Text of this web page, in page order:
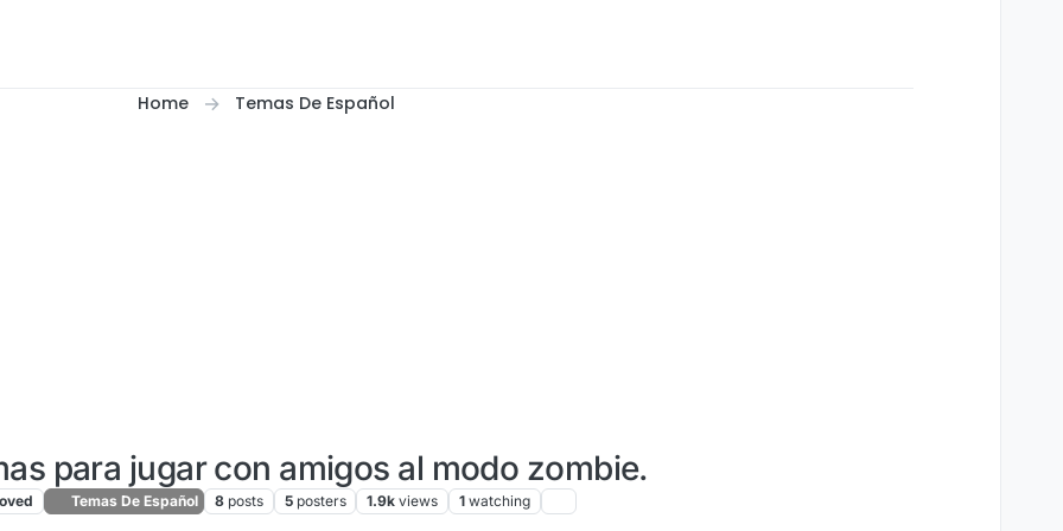
Home Temas De Español
para jugar con amigos al modo zombie.
Temas De Español 8 posts 5 posters 1.9k views 1 watching